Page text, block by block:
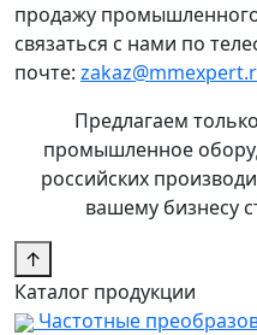
продажу
связаться с нами по
почте:
Предлагаем
промышленное
российских
вашему бизнесу
↑
Каталог продукции
Частотные